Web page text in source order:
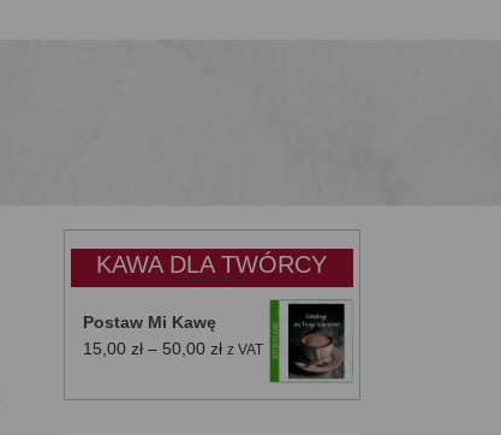
KAWA DLA TWÓRCY
Postaw Mi Kawę
15,00 zł – 50,00 złZakres
od
z VAT